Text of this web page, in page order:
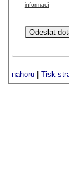
informací
nahoru Tisk